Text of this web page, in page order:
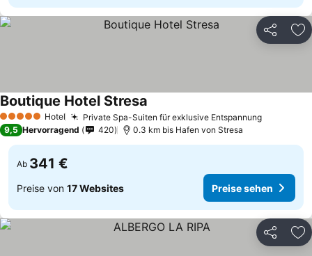
Teilen
5 Sterne Hotel Private Spa-Suiten für exklusive Entspannung
Boutique Hotel Stresa
9,5 Hervorragend 420 0.3 km bis Hafen von Stresa
Ab 341 €
Preise von 17 Websites Preise sehen
Teilen